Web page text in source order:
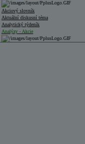
Akciový slovník
Aktuální diskusní téma
Analytický týdeník
Analýzy - Akcie